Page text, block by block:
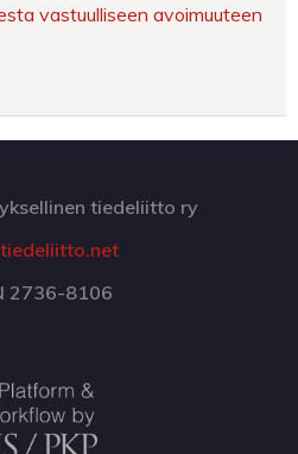
vastuulliseen avoimuuteen
tiedeliitto ry
2736-8106